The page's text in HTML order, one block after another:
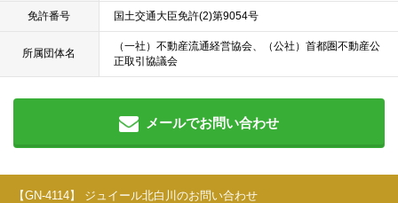
免許番号 国土交通大臣免許(2)第9054号
所属団体名
（一社）不動産流通経営協会、（公社）首都圏不動産公
正取引協議会
メールでお問い合わせ
【GN-4114】 ジュイール北白川のお問い合わせ